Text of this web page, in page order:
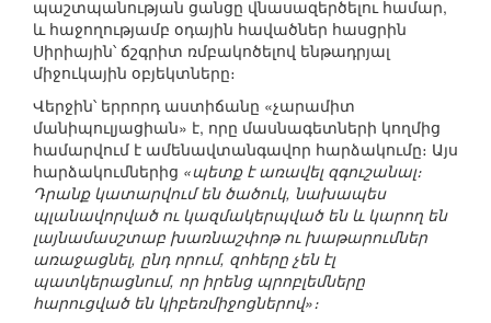
պաշտպանության ցանցը վնասազերծելու համար,
և հաջողությամբ օդային հավածներ հասցրին
Սիրիային՝ ճշգրիտ ռմբակոծելով ենթադրյալ
միջուկային օբյեկտները։
Վերջին՝ երրորդ աստիճանը «չարամիտ
մանիպուլյացիան» է, որը մասնագետների կողմից
համարվում է ամենավտանգավոր հարձակումը։ Այս
հարձակումներից «պետք է առավել զգուշանալ։
Դրանք կատարվում են ծածուկ, նախապես
պլանավորված ու կազմակերպված են և կարող են
լայնամասշտաբ խառնաշփոթ ու խաթարումներ
առաջացնել, ընդ որում, զոհերը չեն էլ
պատկերացնում, որ իրենց պրոբլեմները
հարուցված են կիբեռմիջոցներով»։